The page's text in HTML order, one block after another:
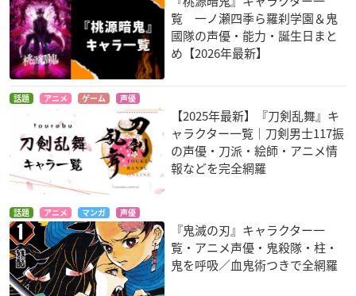
覧 一ノ瀬四季ら羅刹学園＆鬼
國隊の声優・能力・誕生日まと
め【2026年最新】
話題 アニメ ゲーム 声優
【2025年最新】『刀剣乱舞』キ
ャラクター一覧｜刀剣男士117振
の声優・刀派・絵師・アニメ情
報などを完全網羅
話題 アニメ マンガ 声優
『鬼滅の刃』キャラクター一
覧・アニメ声優・鬼殺隊・柱・
鬼を呼吸／血鬼術つきで全網羅